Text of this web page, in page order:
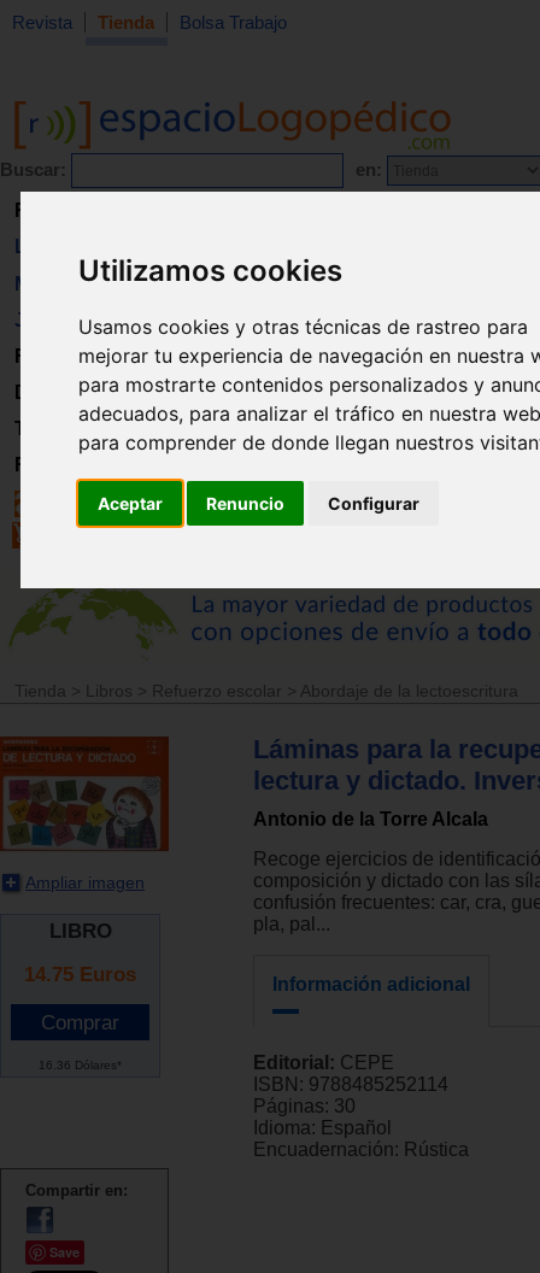
Utilizamos cookies
Usamos cookies y otras técnicas de rastreo para
mejorar tu experiencia de navegación en nuestra
para mostrarte contenidos personalizados y
adecuados, para analizar el tráfico en nuestra
para comprender de donde llegan nuestros
Aceptar Renuncio Configurar
Revista Tienda Bolsa Trabajo
Buscar: en:
Revista
Libros
Material
Juguetes
Formación
Directorio
Trabajo
Registro
Tienda > Libros > Refuerzo escolar > Abordaje de la lectoescritura
Ampliar imagen
LIBRO
14.75 Euros
16.36 Dólares*
Compartir en:
Save
Láminas para la
lectura y dictado.
Antonio de la Torre Alcala
Recoge ejercicios de
composición y dictado con las
confusión frecuentes: car, cra,
pla, pal...
Información adicional
Editorial: CEPE
ISBN: 9788485252114
Páginas: 30
Idioma: Español
Encuadernación: Rústica